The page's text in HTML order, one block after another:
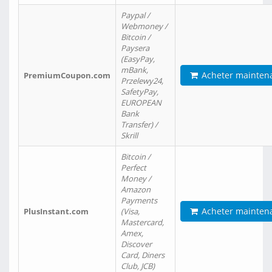
PremiumCoupon.com
Paypal /
Webmoney /
Bitcoin /
Paysera
(EasyPay,
mBank,
Przelewy24,
SafetyPay,
EUROPEAN
Bank
Transfer) /
Skrill
Acheter
PlusInstant.com
Bitcoin /
Perfect
Money /
Amazon
Payments
(Visa,
Mastercard,
Amex,
Discover
Card, Diners
Club, JCB)
Acheter